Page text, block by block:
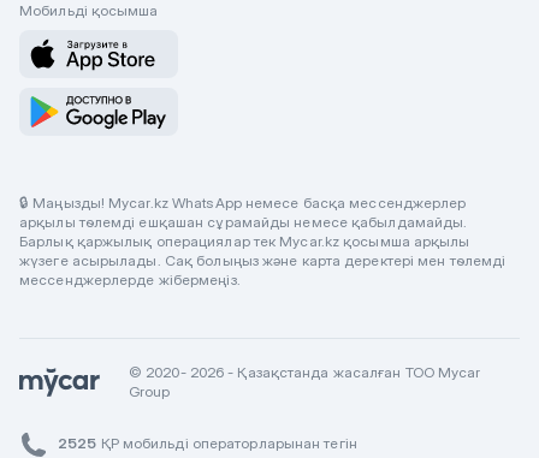
Мобильді қосымша
🔒 Маңызды! Mycar.kz WhatsApp немесе басқа мессенджерлер
арқылы төлемді ешқашан сұрамайды немесе қабылдамайды.
Барлық қаржылық операциялар тек Mycar.kz қосымша арқылы
жүзеге асырылады. Сақ болыңыз және карта деректері мен төлемді
мессенджерлерде жібермеңіз.
© 2020- 2026 - Қазақстанда жасалған ТОО Mycar
Group
2525 ҚР мобильді операторларынан тегін